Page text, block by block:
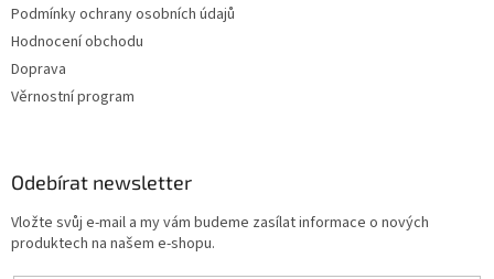
Podmínky ochrany osobních údajů
Hodnocení obchodu
Doprava
Věrnostní program
Odebírat newsletter
Vložte svůj e-mail a my vám budeme zasílat informace o nových
produktech na našem e-shopu.